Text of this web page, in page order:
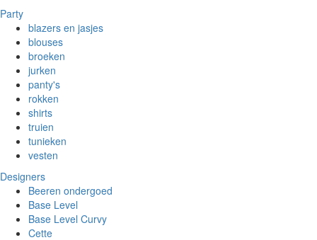
Party
blazers en jasjes
blouses
broeken
jurken
panty's
rokken
shirts
truien
tunieken
vesten
Designers
Beeren ondergoed
Base Level
Base Level Curvy
Cette